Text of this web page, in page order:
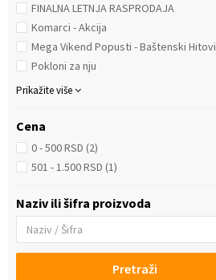
FINALNA LETNJA RASPRODAJA
Komarci - Akcija
Mega Vikend Popusti - Baštenski Hitovi
Pokloni za nju
Prikažite više
Cena
0 - 500 RSD (2)
501 - 1.500 RSD (1)
Naziv ili šifra proizvoda
Pretraži